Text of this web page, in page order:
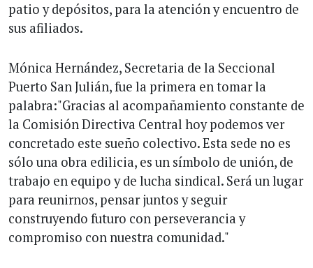
patio y depósitos, para la atención y encuentro de
sus afiliados.
Mónica Hernández, Secretaria de la Seccional
Puerto San Julián, fue la primera en tomar la
palabra:"Gracias al acompañamiento constante de
la Comisión Directiva Central hoy podemos ver
concretado este sueño colectivo. Esta sede no es
sólo una obra edilicia, es un símbolo de unión, de
trabajo en equipo y de lucha sindical. Será un lugar
para reunirnos, pensar juntos y seguir
construyendo futuro con perseverancia y
compromiso con nuestra comunidad."